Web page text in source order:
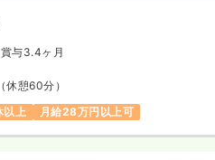
賞与3.4ヶ月
（休憩60分）
以上 月給28万円以上可